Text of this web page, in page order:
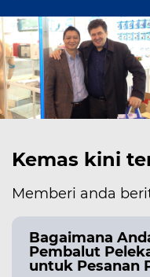
Kemas kini
Memberi anda
Bagaimana
Pembalut
untuk Pesanan